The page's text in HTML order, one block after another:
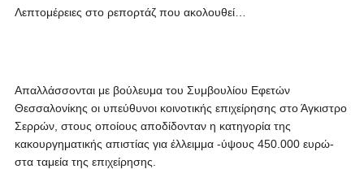
Λεπτομέρειες στο ρεπορτάζ που ακολουθεί…
Απαλλάσσονται με βούλευμα του Συμβουλίου Εφετών
Θεσσαλονίκης οι υπεύθυνοι κοινοτικής επιχείρησης στο Άγκιστρο
Σερρών, στους οποίους αποδίδονταν η κατηγορία της
κακουργηματικής απιστίας για έλλειμμα -ύψους 450.000 ευρώ-
στα ταμεία της επιχείρησης.